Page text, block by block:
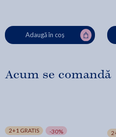
Adaugă în coș
Acum se comandă
2+1 GRATIS -30%